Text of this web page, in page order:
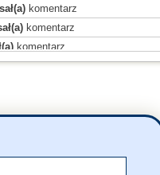
komentarz
komentarz
komentarz
komentarz
komentarz